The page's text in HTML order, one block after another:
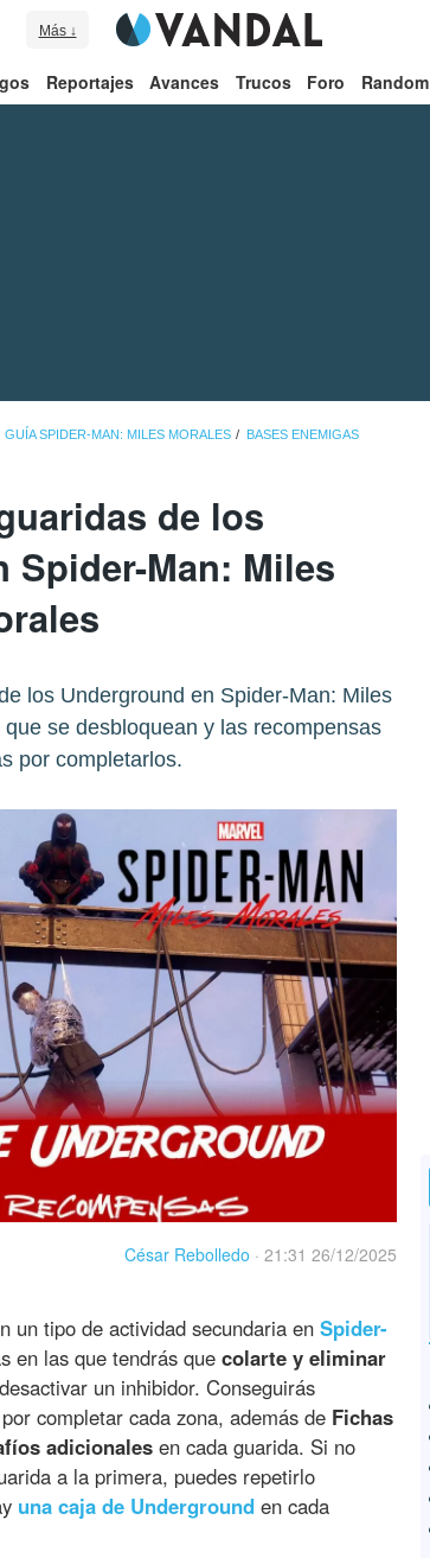
Más ↓
Reportajes Avances Trucos Foro Random
GUÍA SPIDER-MAN: MILES MORALES BASES ENEMIGAS
de los
Spider-Man: Miles
los Underground en Spider-Man: Miles
se desbloquean y las recompensas
por completarlos.
César Rebolledo · 21:31 26/12/2025
un tipo de actividad secundaria en Spider-
en las que tendrás que colarte y eliminar
un inhibidor. Conseguirás
por completar cada zona, además de Fichas
adicionales en cada guarida. Si no
a la primera, puedes repetirlo
una caja de Underground en cada